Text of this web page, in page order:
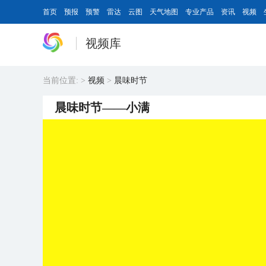
首页 预报 预警 雷达 云图 天气地图 专业产品 资讯 视频
视频库
当前位置: > 视频 > 晨味时节
晨味时节——小满